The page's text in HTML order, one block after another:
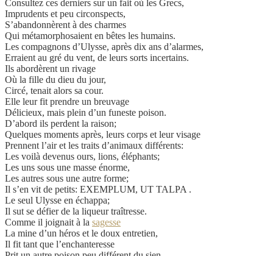
Consultez ces derniers sur un fait où les Grecs,
Imprudents et peu circonspects,
S’abandonnèrent à des charmes
Qui métamorphosaient en bêtes les humains.
Les compagnons d’Ulysse, après dix ans d’alarmes,
Erraient au gré du vent, de leurs sorts incertains.
Ils abordèrent un rivage
Où la fille du dieu du jour,
Circé, tenait alors sa cour.
Elle leur fit prendre un breuvage
Délicieux, mais plein d’un funeste poison.
D’abord ils perdent la raison;
Quelques moments après, leurs corps et leur visage
Prennent l’air et les traits d’animaux différents:
Les voilà devenus ours, lions, éléphants;
Les uns sous une masse énorme,
Les autres sous une autre forme;
Il s’en vit de petits: EXEMPLUM, UT TALPA .
Le seul Ulysse en échappa;
Il sut se défier de la liqueur traîtresse.
Comme il joignait à la sagesse
La mine d’un héros et le doux entretien,
Il fit tant que l’enchanteresse